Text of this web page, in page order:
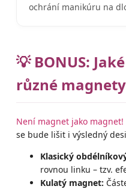
ochrání manikúru na
💡 BONUS:
různé
Není magnet jako magnet!
se bude lišit i výsledný
Klasický
rovnou linku – tzv.
Kulatý magnet: